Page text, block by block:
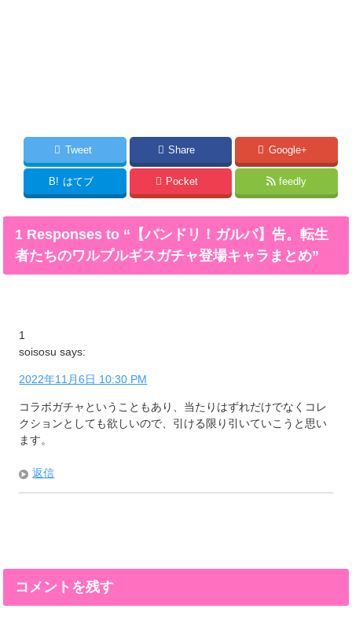
Tweet Share Google+
B! はてブ Pocket feedly
1 Responses to “【バンドリ！ガルパ】告。転生
者たちのワルプルギスガチャ登場キャラまとめ”
1
soisosu says:
2022年11月6日 10:30 PM
コラボガチャということもあり、当たりはずれだけでなくコレ
クションとしても欲しいので、引ける限り引いていこうと思い
ます。
返信
コメントを残す